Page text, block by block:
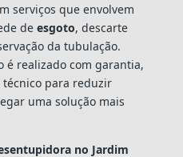
serviços que envolvem
de esgoto, descarte
da tubulação.
é realizado com garantia,
para reduzir
uma solução mais
no Jardim